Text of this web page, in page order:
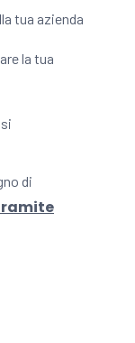
tua azienda
la tua
di